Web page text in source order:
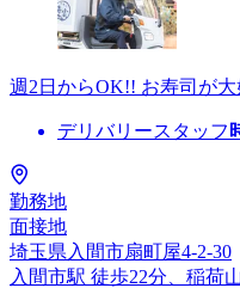
週2日からOK!! お寿司が
デリバリースタッフ
勤務地
面接地
埼玉県入間市扇町屋4-2-30
入間市駅 徒歩22分、稲荷